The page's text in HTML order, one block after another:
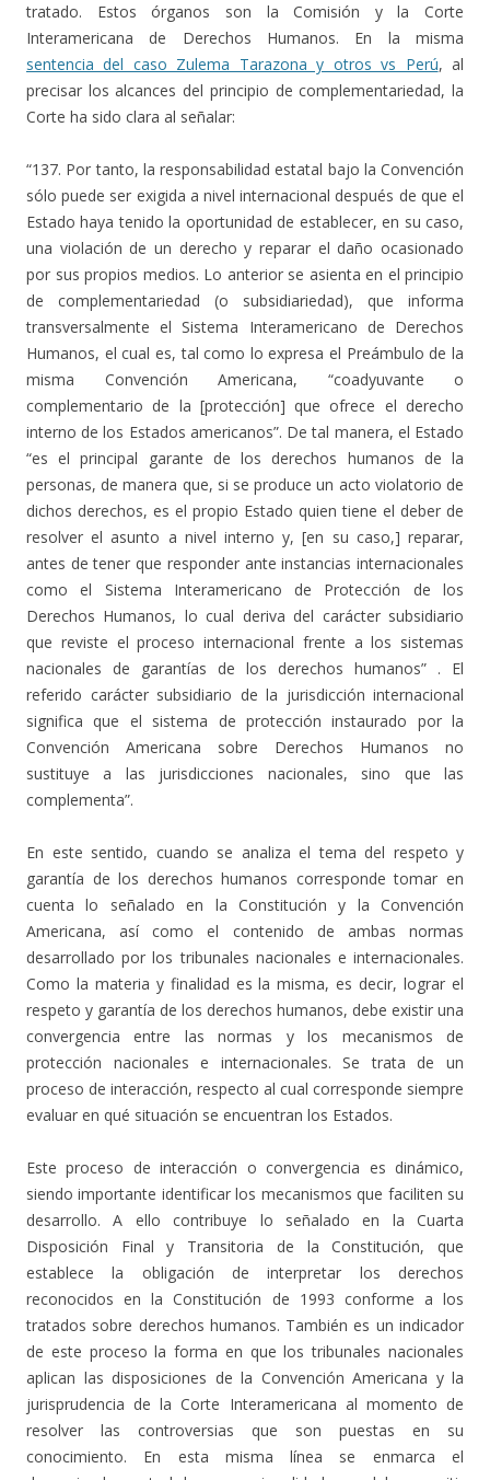
tratado. Estos órganos son la Comisión y la Corte
Interamericana de Derechos Humanos. En la misma
sentencia del caso Zulema Tarazona y otros vs Perú, al
precisar los alcances del principio de complementariedad, la
Corte ha sido clara al señalar:
“137. Por tanto, la responsabilidad estatal bajo la Convención
sólo puede ser exigida a nivel internacional después de que el
Estado haya tenido la oportunidad de establecer, en su caso,
una violación de un derecho y reparar el daño ocasionado
por sus propios medios. Lo anterior se asienta en el principio
de complementariedad (o subsidiariedad), que informa
transversalmente el Sistema Interamericano de Derechos
Humanos, el cual es, tal como lo expresa el Preámbulo de la
misma Convención Americana, “coadyuvante o
complementario de la [protección] que ofrece el derecho
interno de los Estados americanos”. De tal manera, el Estado
“es el principal garante de los derechos humanos de la
personas, de manera que, si se produce un acto violatorio de
dichos derechos, es el propio Estado quien tiene el deber de
resolver el asunto a nivel interno y, [en su caso,] reparar,
antes de tener que responder ante instancias internacionales
como el Sistema Interamericano de Protección de los
Derechos Humanos, lo cual deriva del carácter subsidiario
que reviste el proceso internacional frente a los sistemas
nacionales de garantías de los derechos humanos” . El
referido carácter subsidiario de la jurisdicción internacional
significa que el sistema de protección instaurado por la
Convención Americana sobre Derechos Humanos no
sustituye a las jurisdicciones nacionales, sino que las
complementa”.
En este sentido, cuando se analiza el tema del respeto y
garantía de los derechos humanos corresponde tomar en
cuenta lo señalado en la Constitución y la Convención
Americana, así como el contenido de ambas normas
desarrollado por los tribunales nacionales e internacionales.
Como la materia y finalidad es la misma, es decir, lograr el
respeto y garantía de los derechos humanos, debe existir una
convergencia entre las normas y los mecanismos de
protección nacionales e internacionales. Se trata de un
proceso de interacción, respecto al cual corresponde siempre
evaluar en qué situación se encuentran los Estados.
Este proceso de interacción o convergencia es dinámico,
siendo importante identificar los mecanismos que faciliten su
desarrollo. A ello contribuye lo señalado en la Cuarta
Disposición Final y Transitoria de la Constitución, que
establece la obligación de interpretar los derechos
reconocidos en la Constitución de 1993 conforme a los
tratados sobre derechos humanos. También es un indicador
de este proceso la forma en que los tribunales nacionales
aplican las disposiciones de la Convención Americana y la
jurisprudencia de la Corte Interamericana al momento de
resolver las controversias que son puestas en su
conocimiento. En esta misma línea se enmarca el